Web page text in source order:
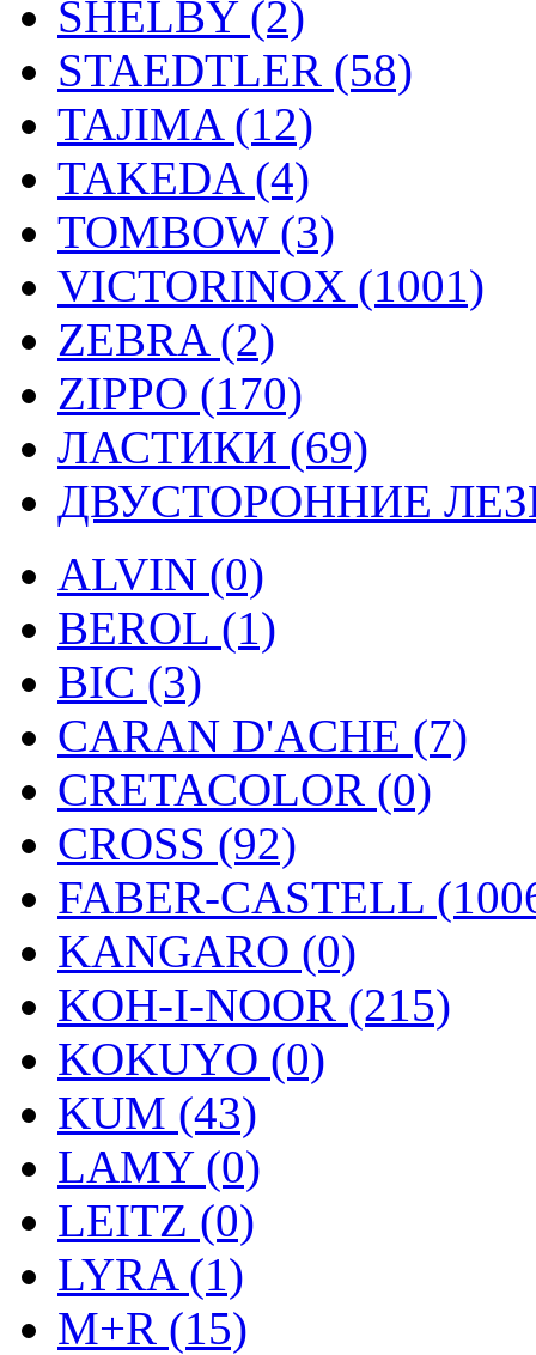
SHELBY (2)
STAEDTLER (58)
TAJIMA (12)
TAKEDA (4)
TOMBOW (3)
VICTORINOX (1001)
ZEBRA (2)
ZIPPO (170)
ЛАСТИКИ (69)
ДВУСТОРОННИЕ
ALVIN (0)
BEROL (1)
BIC (3)
CARAN D'ACHE (7)
CRETACOLOR (0)
CROSS (92)
FABER-CASTELL
KANGARO (0)
KOH-I-NOOR (215)
KOKUYO (0)
KUM (43)
LAMY (0)
LEITZ (0)
LYRA (1)
M+R (15)